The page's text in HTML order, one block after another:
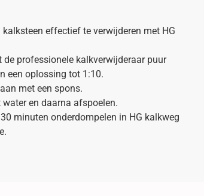
effectief te verwijderen met HG
professionele kalkverwijderaar puur
een oplossing tot 1:10.
met een spons.
en daarna afspoelen.
minuten onderdompelen in HG kalkweg